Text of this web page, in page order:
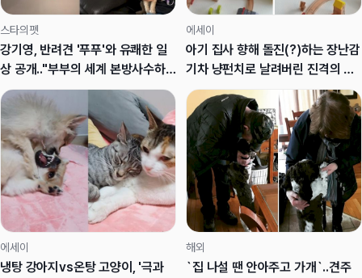
스타의펫
강기영, 반려견 '푸푸'와 유쾌한 일
상 공개.."부부의 세계 본방사수하
러"
에세이
아기 집사 향해 돌진(?)하는 장난감
기차 냥펀치로 날려버린 진격의 냥
이
에세이
냉탕 강아지vs온탕 고양이, '극과
해외
`집 나설 땐 안아주고 가개`..견주